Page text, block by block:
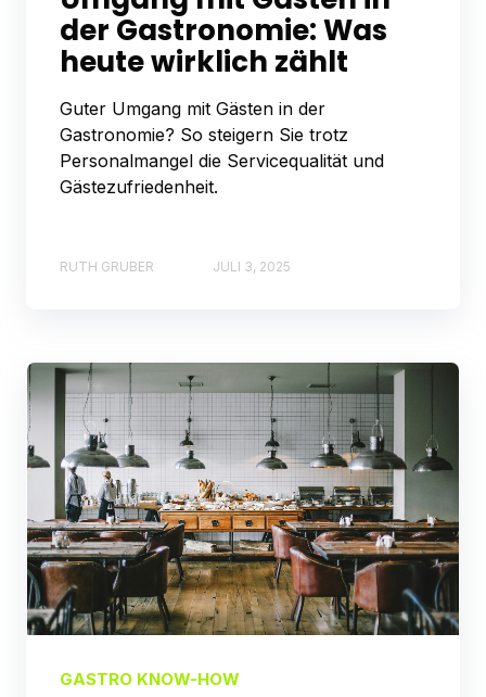
der Gastronomie: Was
heute wirklich zählt
Guter Umgang mit Gästen in der
Gastronomie? So steigern Sie trotz
Personalmangel die Servicequalität und
Gästezufriedenheit.
RUTH GRUBER JULI 3, 2025
GASTRO KNOW-HOW